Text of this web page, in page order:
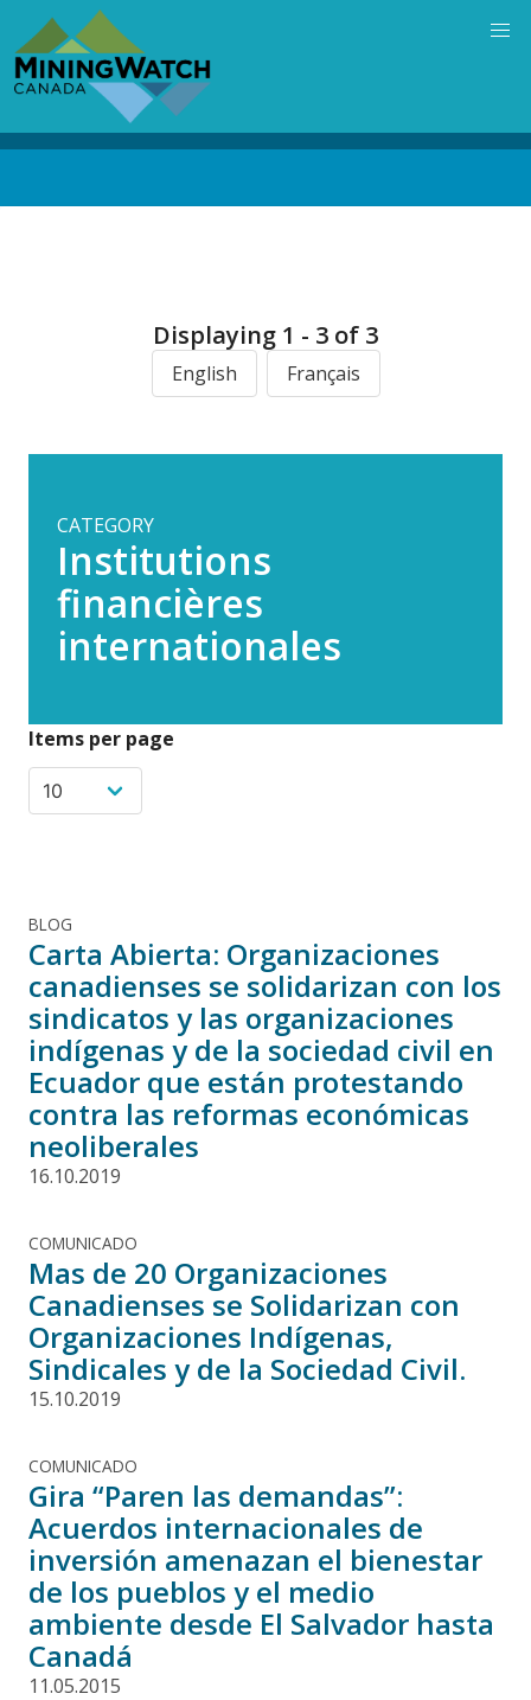
main
content
Displaying 1 - 3 of 3
English Français
CATEGORY
Institutions
financières
internationales
Items per page
BLOG
Carta Abierta: Organizaciones
canadienses se solidarizan con los
sindicatos y las organizaciones
indígenas y de la sociedad civil en
Ecuador que están protestando
contra las reformas económicas
neoliberales
16.10.2019
COMUNICADO
Mas de 20 Organizaciones
Canadienses se Solidarizan con
Organizaciones Indígenas,
Sindicales y de la Sociedad Civil.
15.10.2019
COMUNICADO
Gira “Paren las demandas”:
Acuerdos internacionales de
inversión amenazan el bienestar
de los pueblos y el medio
ambiente desde El Salvador hasta
Canadá
11.05.2015